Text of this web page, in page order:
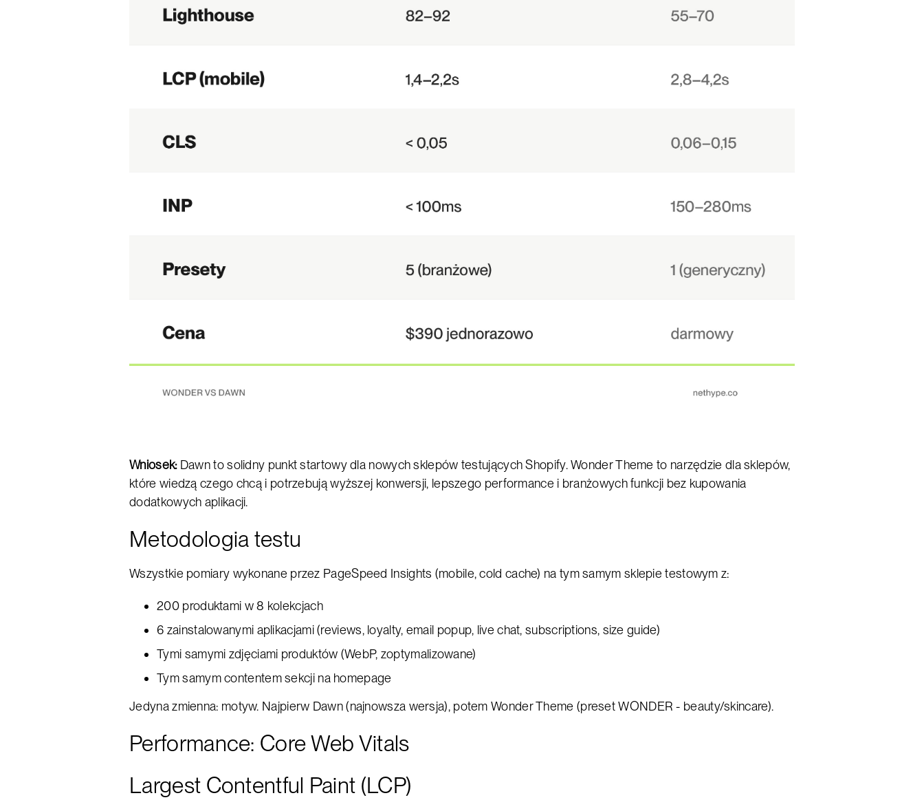
Wniosek:Dawn to solidny punkt startowy dla nowych sklepów testujących Shopify. Wonder Theme to narzędzie dla sklepów,
które wiedzą czego chcą i potrzebują wyższej konwersji, lepszego performance i branżowych funkcji bez kupowania
dodatkowych aplikacji.
Metodologia testu
Wszystkie pomiary wykonane przez PageSpeed Insights (mobile, cold cache) na tym samym sklepie testowym z:
200 produktami w 8 kolekcjach
6 zainstalowanymi aplikacjami (reviews, loyalty, email popup, live chat, subscriptions, size guide)
Tymi samymi zdjęciami produktów (WebP, zoptymalizowane)
Tym samym contentem sekcji na homepage
Jedyna zmienna: motyw. Najpierw Dawn (najnowsza wersja), potem Wonder Theme (preset WONDER - beauty/skincare).
Performance: Core Web Vitals
Largest Contentful Paint (LCP)